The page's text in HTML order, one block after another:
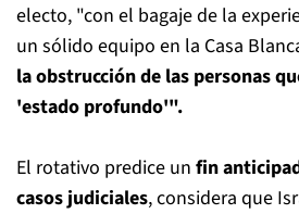
electo, "con el bagaje de la
un sólido equipo en la Casa
la obstrucción de las personas
'estado profundo'".
El rotativo predice un fin
casos judiciales, considera que